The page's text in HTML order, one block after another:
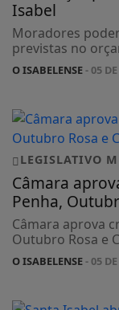
Isabel
Moradores
previstas no
O ISABELENSE- 05
LEGISLATIVO
Câmara
Penha,
Câmara aprova
Outubro Rosa e
O ISABELENSE- 05